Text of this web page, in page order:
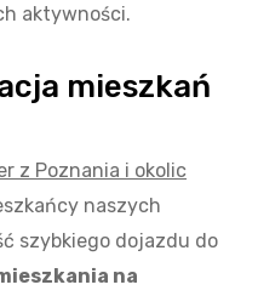
aktywności.
mieszkań
z Poznania i okolic
naszych
szybkiego dojazdu do
na